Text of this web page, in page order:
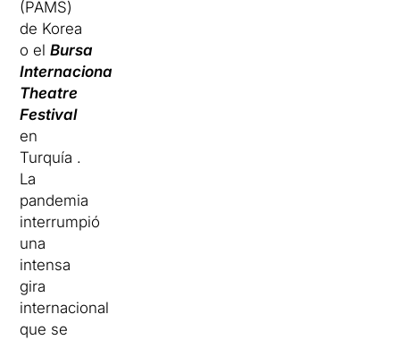
(PAMS)
de Korea
o elBursa
Internacional
Theatre
Festival
en
Turquía .
La
pandemia
interrumpió
una
intensa
gira
internacional
que se